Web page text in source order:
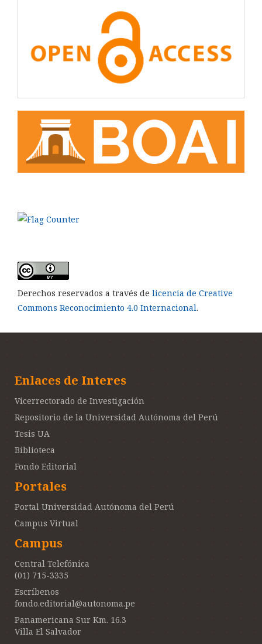
Derechos reservados a través de licencia de Creative
Commons Reconocimiento 4.0 Internacional.
Enlaces de Interes
Vicerrectorado de Investigación
Repositorio de la Universidad Autónoma del Perú
Tesis UA
Biblioteca
Fondo Editorial
Portales
Portal Universidad Autónoma del Perú
Campus Virtual
Campus
Central Telefónica
(01) 715-3335
Escríbenos
fondo.editorial@autonoma.pe
Panamericana Sur Km. 16.3
Villa El Salvador